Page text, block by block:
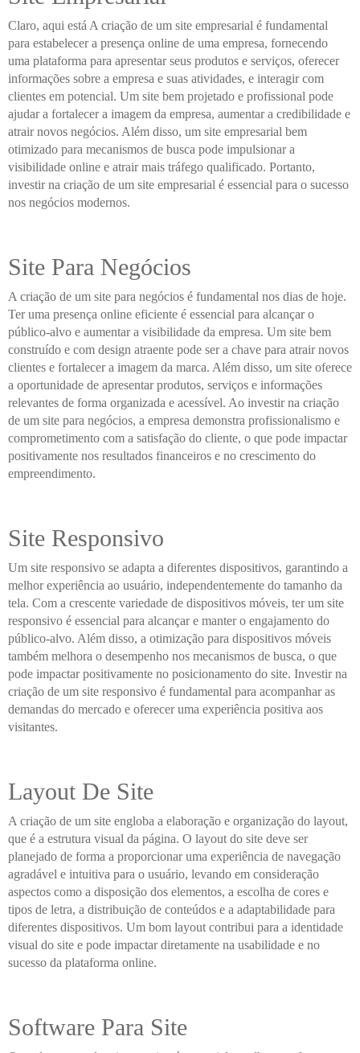
Claro, aqui está A criação de um site empresarial é fundamental
para estabelecer a presença online de uma empresa, fornecendo
uma plataforma para apresentar seus produtos e serviços, oferecer
informações sobre a empresa e suas atividades, e interagir com
clientes em potencial. Um site bem projetado e profissional pode
ajudar a fortalecer a imagem da empresa, aumentar a credibilidade e
atrair novos negócios. Além disso, um site empresarial bem
otimizado para mecanismos de busca pode impulsionar a
visibilidade online e atrair mais tráfego qualificado. Portanto,
investir na criação de um site empresarial é essencial para o sucesso
nos negócios modernos.
Site Para Negócios
A criação de um site para negócios é fundamental nos dias de hoje.
Ter uma presença online eficiente é essencial para alcançar o
público-alvo e aumentar a visibilidade da empresa. Um site bem
construído e com design atraente pode ser a chave para atrair novos
clientes e fortalecer a imagem da marca. Além disso, um site oferece
a oportunidade de apresentar produtos, serviços e informações
relevantes de forma organizada e acessível. Ao investir na criação
de um site para negócios, a empresa demonstra profissionalismo e
comprometimento com a satisfação do cliente, o que pode impactar
positivamente nos resultados financeiros e no crescimento do
empreendimento.
Site Responsivo
Um site responsivo se adapta a diferentes dispositivos, garantindo a
melhor experiência ao usuário, independentemente do tamanho da
tela. Com a crescente variedade de dispositivos móveis, ter um site
responsivo é essencial para alcançar e manter o engajamento do
público-alvo. Além disso, a otimização para dispositivos móveis
também melhora o desempenho nos mecanismos de busca, o que
pode impactar positivamente no posicionamento do site. Investir na
criação de um site responsivo é fundamental para acompanhar as
demandas do mercado e oferecer uma experiência positiva aos
visitantes.
Layout De Site
A criação de um site engloba a elaboração e organização do layout,
que é a estrutura visual da página. O layout do site deve ser
planejado de forma a proporcionar uma experiência de navegação
agradável e intuitiva para o usuário, levando em consideração
aspectos como a disposição dos elementos, a escolha de cores e
tipos de letra, a distribuição de conteúdos e a adaptabilidade para
diferentes dispositivos. Um bom layout contribui para a identidade
visual do site e pode impactar diretamente na usabilidade e no
sucesso da plataforma online.
Software Para Site